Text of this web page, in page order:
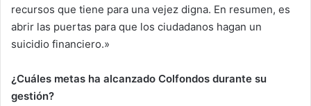
recursos que tiene para una vejez digna. En resumen, es
abrir las puertas para que los ciudadanos hagan un
suicidio financiero.»
¿Cuáles metas ha alcanzado Colfondos durante su
gestión?